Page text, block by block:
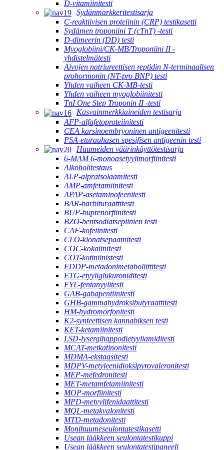
D-vitamiinitesti
Sydänmarkkeritestisarja
C-reaktiivisen proteiinin (CRP) testikasetti
Sydämen troponiini T (cTnT) -testi
D-dimeerin (DD) testi
Myoglobiini/CK-MB/Troponiini II -
yhdistelmätesti
Aivojen natriureettisen reptidin N-terminaalisen
prohormonin (NT-pro BNP) testi
Yhden vaiheen CK-MB-testi
Yhden vaiheen myoglobiinitesti
TnI One Step Troponin II -testi
Kasvainmerkkiaineiden testisarja
AFP-alfafetoproteiinitesti
CEA karsinoembryoninen antigeenitesti
PSA-eturauhasen spesifisen antigeenin testi
Huumeiden väärinkäyttötestisarja
6-MAM 6-monoasetyylimorfiinitesti
Alkoholitestaus
ALP-alpratsolaamitesti
AMP-amfetamiinitesti
APAP-asetaminofeenitesti
BAR-barbituraattitesti
BUP-buprenorfiinitesti
BZO-bentsodiatsepiinien testi
CAF-kofeiinitesti
CLO-klonatsepaamitesti
COC-kokaiinitesti
COT-kotiniinistesti
EDDP-metadonimetaboliittitesti
ETG-etyyliglukuroniditesti
FYL-fentanyylitesti
GAB-gabapentiinitesti
GHB-gammahydroksibutyraattitesti
HM-hydromorfonitesti
K2-synteettisen kannabiksen testi
KET-ketamiinitesti
LSD-lysergihappodietyyliamiditesti
MCAT-metkatinonitesti
MDMA-ekstaasitesti
MDPV-metyleenidioksipyrovaleronitesti
MEP-mefedronitesti
MET-metamfetamiinitesti
MOP-morfiinitesti
MPD-metyylifenidaattitesti
MQL-metakvalonitesti
MTD-metadonitesti
Monihuumeseulontatestikasetti
Usean lääkkeen seulontatestikuppi
Usean lääkkeen seulontatestipaneeli